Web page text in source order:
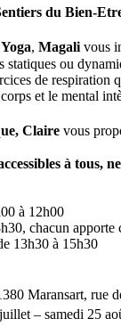
du Bien-
, Magali vous
statiques ou
de respiration
et le mental
Claire vous
à tous,
à 12h00
chacun apporte
13h30 à 15h30
Maransart, rue
– samedi 25